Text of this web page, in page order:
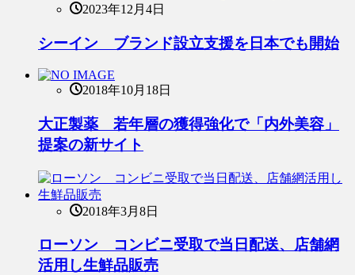
2023年12月4日
シーイン ブランド設立支援を日本でも開始
2018年10月18日
大正製薬 若年層の獲得強化で「内外美容」
提案の新サイト
2018年3月8日
ローソン コンビニ受取で当日配送、店舗網
活用し生鮮品販売